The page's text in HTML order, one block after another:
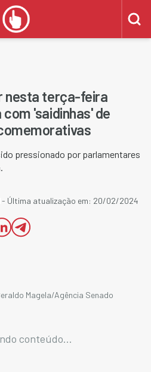
nesta terça-feira
'saidinhas' de
pressionado por parlamentares
- Última atualização em: 20/02/2024
Magela/Agência Senado
conteúdo...